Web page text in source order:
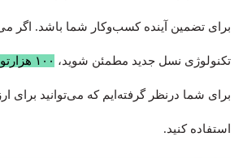
برای تضمین آینده کسب‌وکار شما باشد. اگر
تکنولوژی نسل جدید مطمئن شوید، ۱۰۰ هزارتومان اعتبار رایگان
برای شما درنظر گرفته‌ایم که می‌توانید برای
استفاده کنید.